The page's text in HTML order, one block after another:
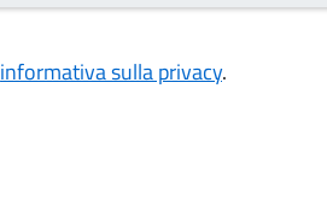
informativa sulla privacy.